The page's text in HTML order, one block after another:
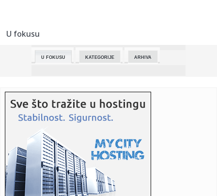
23:21:
23:23: Dizajner iz Bosne imenovan šefom dizajna McLarena
23:12:Potop u Dominikanskoj Republici: Troje mrtvih, 30.000 ljudi
napus...
22:59:Stanivuković: Tražili smo dogovor oko TV debate, a dobili
jedno...
22:59:Tijelo pronađeno u šahtu u Prijedoru, policija istražuje slu...
22:59:Kako najpoznatija trebinjska mimoza žali za svojom
U fokusu
U FOKUSU KATEGORIJE ARHIVA